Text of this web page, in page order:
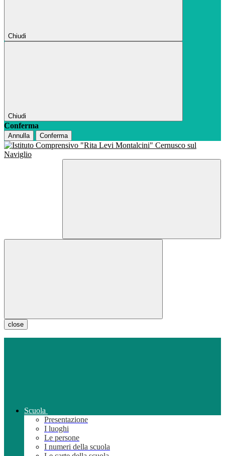
Chiudi
Chiudi
Conferma
Annulla Conferma
close
Scuola
Presentazione
I luoghi
Le persone
I numeri della scuola